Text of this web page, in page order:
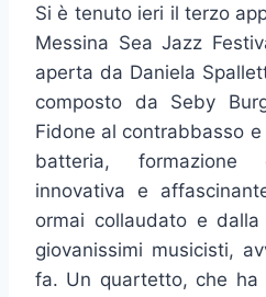
Si è tenuto ieri il terzo
Messina Sea Jazz
aperta da Daniela
composto da Seby
Fidone al contrabbasso
batteria,
innovativa e
ormai collaudato e
giovanissimi musicisti,
fa. Un quartetto, che ha